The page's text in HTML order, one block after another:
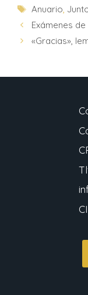
Anuario,
Exámenes
«Gracias»,